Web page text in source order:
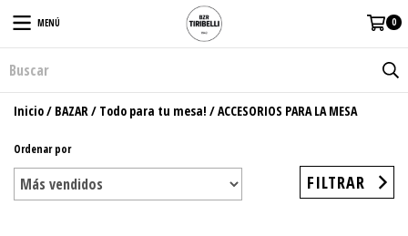
MENÚ 0
Inicio/ BAZAR/ Todo para tu mesa! /ACCESORIOS PARA LA MESA
Ordenar por
FILTRAR